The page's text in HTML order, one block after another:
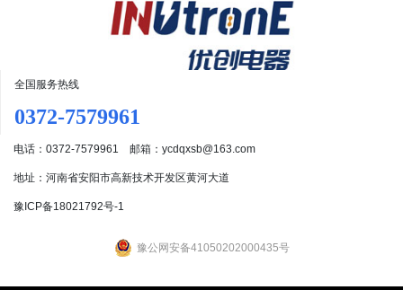
0372-7579961
电话：0372-7579961 邮箱：ycdqxsb@163.com
地址：河南省安阳市高新技术开发区黄河大道